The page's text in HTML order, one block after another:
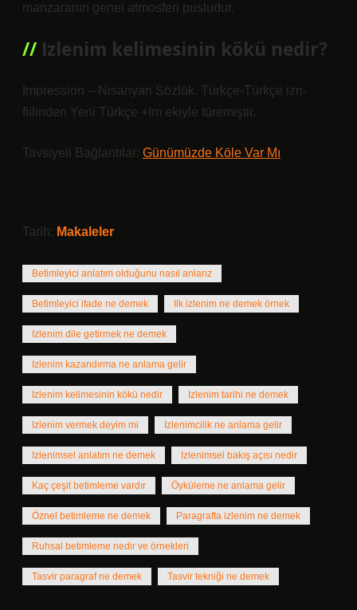
manzaranın genel atmosferi pusludur.
Izlenim kelimesinin kökü nedir?
Impression – Nisanyan Sözlük. Türkçe-Türkçe izn-
fiilinden Yeni Türkçe +Im ekiyle türemiştir.
Tavsiyeli Bağlantılar: Günümüzde Köle Var Mı
Tarih: Makaleler
Betimleyici anlatım olduğunu nasıl anlarız
Betimleyici ifade ne demek Ilk izlenim ne demek örnek
Izlenim dile getirmek ne demek
Izlenim kazandırma ne anlama gelir
Izlenim kelimesinin kökü nedir Izlenim tarihi ne demek
Izlenim vermek deyim mi Izlenimcilik ne anlama gelir
Izlenimsel anlatım ne demek Izlenimsel bakış açısı nedir
Kaç çeşit betimleme vardır Öyküleme ne anlama gelir
Öznel betimleme ne demek Paragrafta izlenim ne demek
Ruhsal betimleme nedir ve örnekleri
Tasvir paragraf ne demek Tasvir tekniği ne demek